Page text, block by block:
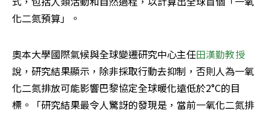
化二氮預算」。
奧本大學國際氣候與全球變遷研究中心主任田漢勤教授
說，研究結果顯示，除非採取行動去抑制，否則人為一氧
化二氮排放可能影響巴黎協定全球暖化遠低於2°C的目
標。「研究結果最令人驚訝的發現是，當前一氧化二氮排